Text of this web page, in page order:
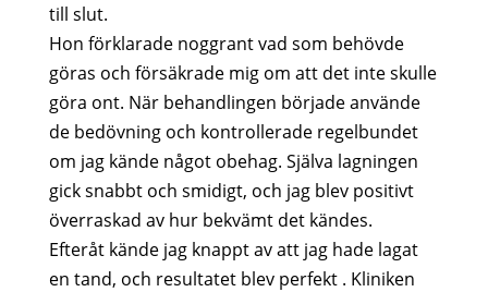
till slut.
Hon förklarade noggrant vad som behövde
göras och försäkrade mig om att det inte skulle
göra ont. När behandlingen började använde
de bedövning och kontrollerade regelbundet
om jag kände något obehag. Själva lagningen
gick snabbt och smidigt, och jag blev positivt
överraskad av hur bekvämt det kändes.
Efteråt kände jag knappt av att jag hade lagat
en tand, och resultatet blev perfekt . Kliniken